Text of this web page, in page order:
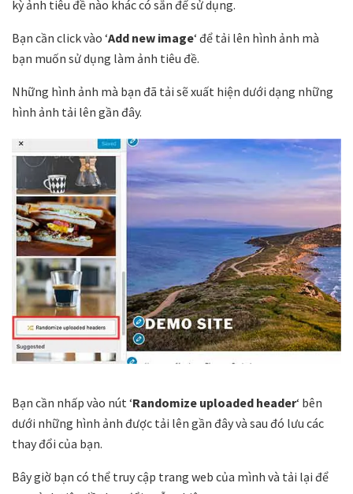
kỳ ảnh tiêu đề nào khác có sẵn để sử dụng.
Bạn cần click vào ‘Add new image‘ để tải lên hình ảnh mà
bạn muốn sử dụng làm ảnh tiêu đề.
Những hình ảnh mà bạn đã tải sẽ xuất hiện dưới dạng những
hình ảnh tải lên gần đây.
Bạn cần nhấp vào nút ‘Randomize uploaded header‘ bên
dưới những hình ảnh được tải lên gần đây và sau đó lưu các
thay đổi của bạn.
Bây giờ bạn có thể truy cập trang web của mình và tải lại để